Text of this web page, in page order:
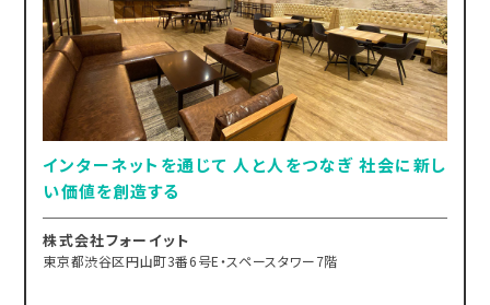
インターネットを通じて 人と人をつなぎ 社会に新し
い価値を創造する
株式会社フォーイット
東京都渋谷区円山町3番6号E・スペースタワー7階